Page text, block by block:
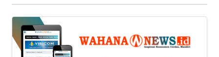
UTAMA
SERBA-
SERBI